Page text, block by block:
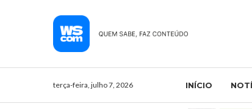
terça-feira, julho 7, 2026 INÍCIO